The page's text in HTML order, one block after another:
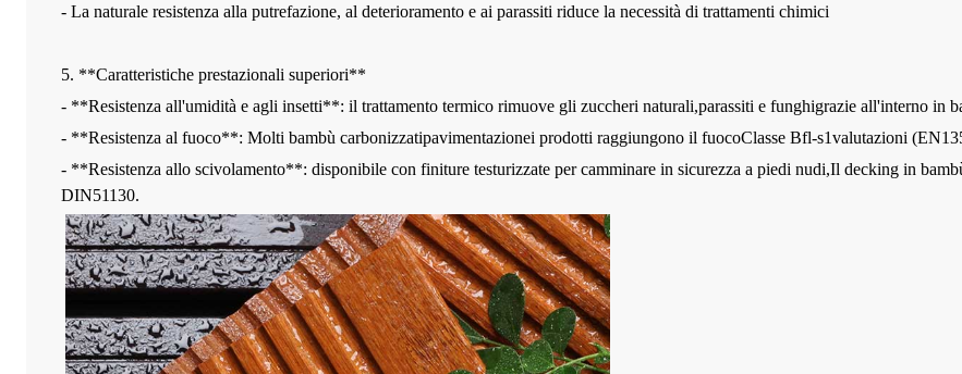
- La naturale resistenza alla putrefazione, al deterioramento e ai parassiti riduce la necessità di trattamenti chimici
5. **Caratteristiche prestazionali superiori**
- **Resistenza all'umidità e agli insetti**: il trattamento termico rimuove gli zuccheri naturali,parassiti e funghigrazie all'interno in
- **Resistenza al fuoco**: Molti bambù carbonizzatipavimentazionei prodotti raggiungono il fuocoClasse Bfl-s1valutazioni (
- **Resistenza allo scivolamento**: disponibile con finiture testurizzate per camminare in sicurezza a piedi nudi,Il decking in
DIN51130.